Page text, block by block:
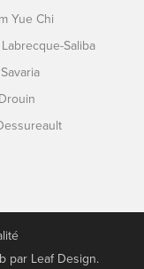
Yue Chi
Saliba
par Leaf Design.